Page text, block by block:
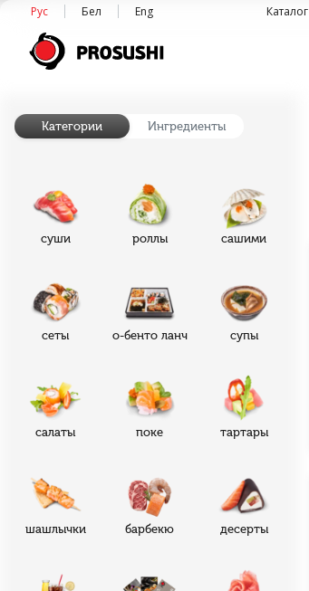
Рус Бел Eng Каталог
Категории Ингредиенты
суши роллы сашими
сеты о-бенто ланч супы
салаты поке тартары
шашлычки барбекю десерты